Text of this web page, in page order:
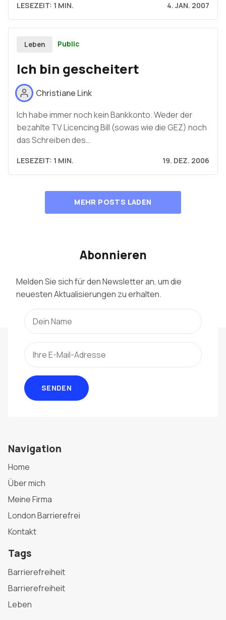
LESEZEIT: 1 MIN. 4. JAN. 2007
Leben Public
Ich bin gescheitert
Christiane Link
Ich habe immer noch kein Bankkonto. Weder der
bezahlte TV Licencing Bill (sowas wie die GEZ) noch
das Schreiben des…
LESEZEIT: 1 MIN. 19. DEZ. 2006
MEHR POSTS LADEN
Abonnieren
Melden Sie sich für den Newsletter an, um die
neuesten Aktualisierungen zu erhalten.
SENDEN
Navigation
Home
Über mich
Meine Firma
London Barrierefrei
Kontakt
Tags
Barrierefreiheit
Barrierefreiheit
Leben